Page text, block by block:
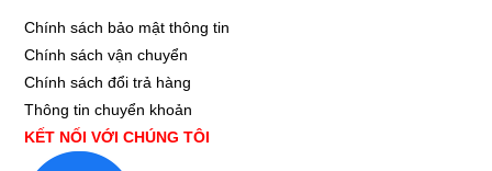
Chính sách bảo mật thông tin
Chính sách vận chuyển
Chính sách đổi trả hàng
Thông tin chuyển khoản
KẾT NỐI VỚI CHÚNG TÔI